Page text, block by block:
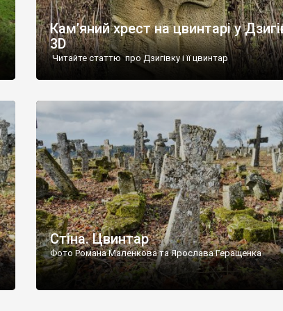
Кам’яний хрест на цвинтарі у
3D
Читайте статтю про Дзигівку і її цвинтар
Стіна. Цвинтар
Фото Романа Маленкова та Ярослава Геращенка